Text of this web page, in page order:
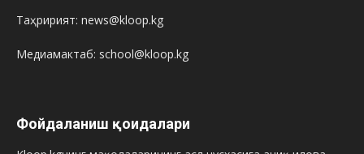
Таҳририят: news@kloop.kg
Медиамактаб: school@kloop.kg
Фойдаланиш қоидалари